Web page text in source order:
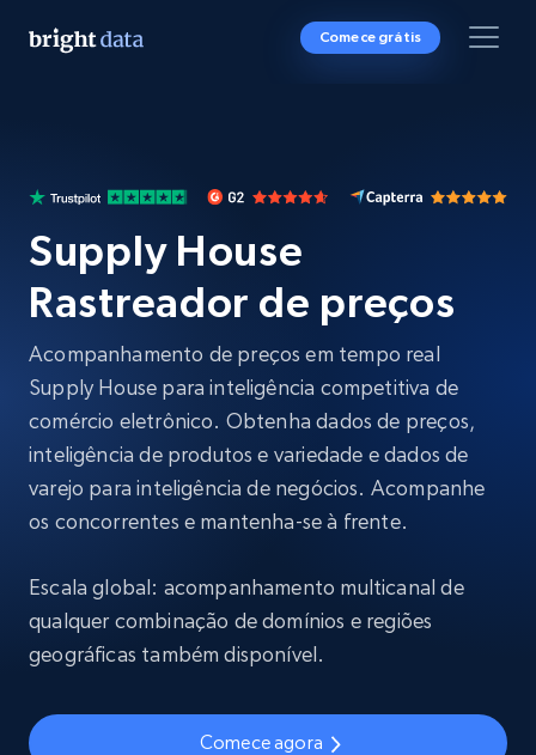
Comece grátis
Supply House
Rastreador de preços
Acompanhamento de preços em tempo real
Supply House para inteligência competitiva de
comércio eletrônico. Obtenha dados de preços,
inteligência de produtos e variedade e dados de
varejo para inteligência de negócios. Acompanhe
os concorrentes e mantenha-se à frente.
Escala global: acompanhamento multicanal de
qualquer combinação de domínios e regiões
geográficas também disponível.
Comece agora